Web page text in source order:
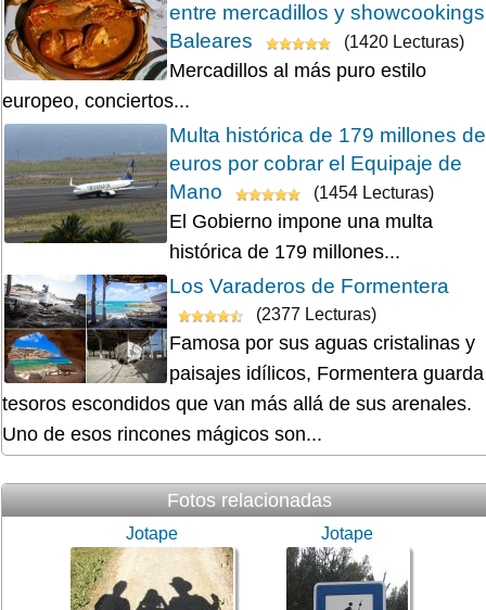
entre mercadillos y
Baleares
(1420 Lecturas)
Mercadillos al más puro estilo
europeo, conciertos...
Multa histórica de 179 millones de
euros por cobrar el Equipaje de
Mano
(1454 Lecturas)
El Gobierno impone una multa
histórica de 179 millones...
Los Varaderos de Formentera
(2377 Lecturas)
Famosa por sus aguas cristalinas y
paisajes idílicos, Formentera guarda
tesoros escondidos que van más allá de sus arenales.
Uno de esos rincones mágicos son...
Fotos relacionadas
Jotape Jotape